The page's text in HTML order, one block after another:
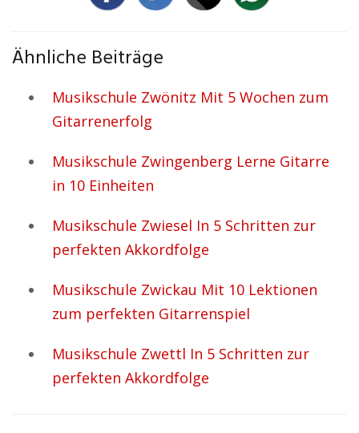
Ähnliche Beiträge
Musikschule Zwönitz Mit 5 Wochen zum
Gitarrenerfolg
Musikschule Zwingenberg Lerne Gitarre
in 10 Einheiten
Musikschule Zwiesel In 5 Schritten zur
perfekten Akkordfolge
Musikschule Zwickau Mit 10 Lektionen
zum perfekten Gitarrenspiel
Musikschule Zwettl In 5 Schritten zur
perfekten Akkordfolge